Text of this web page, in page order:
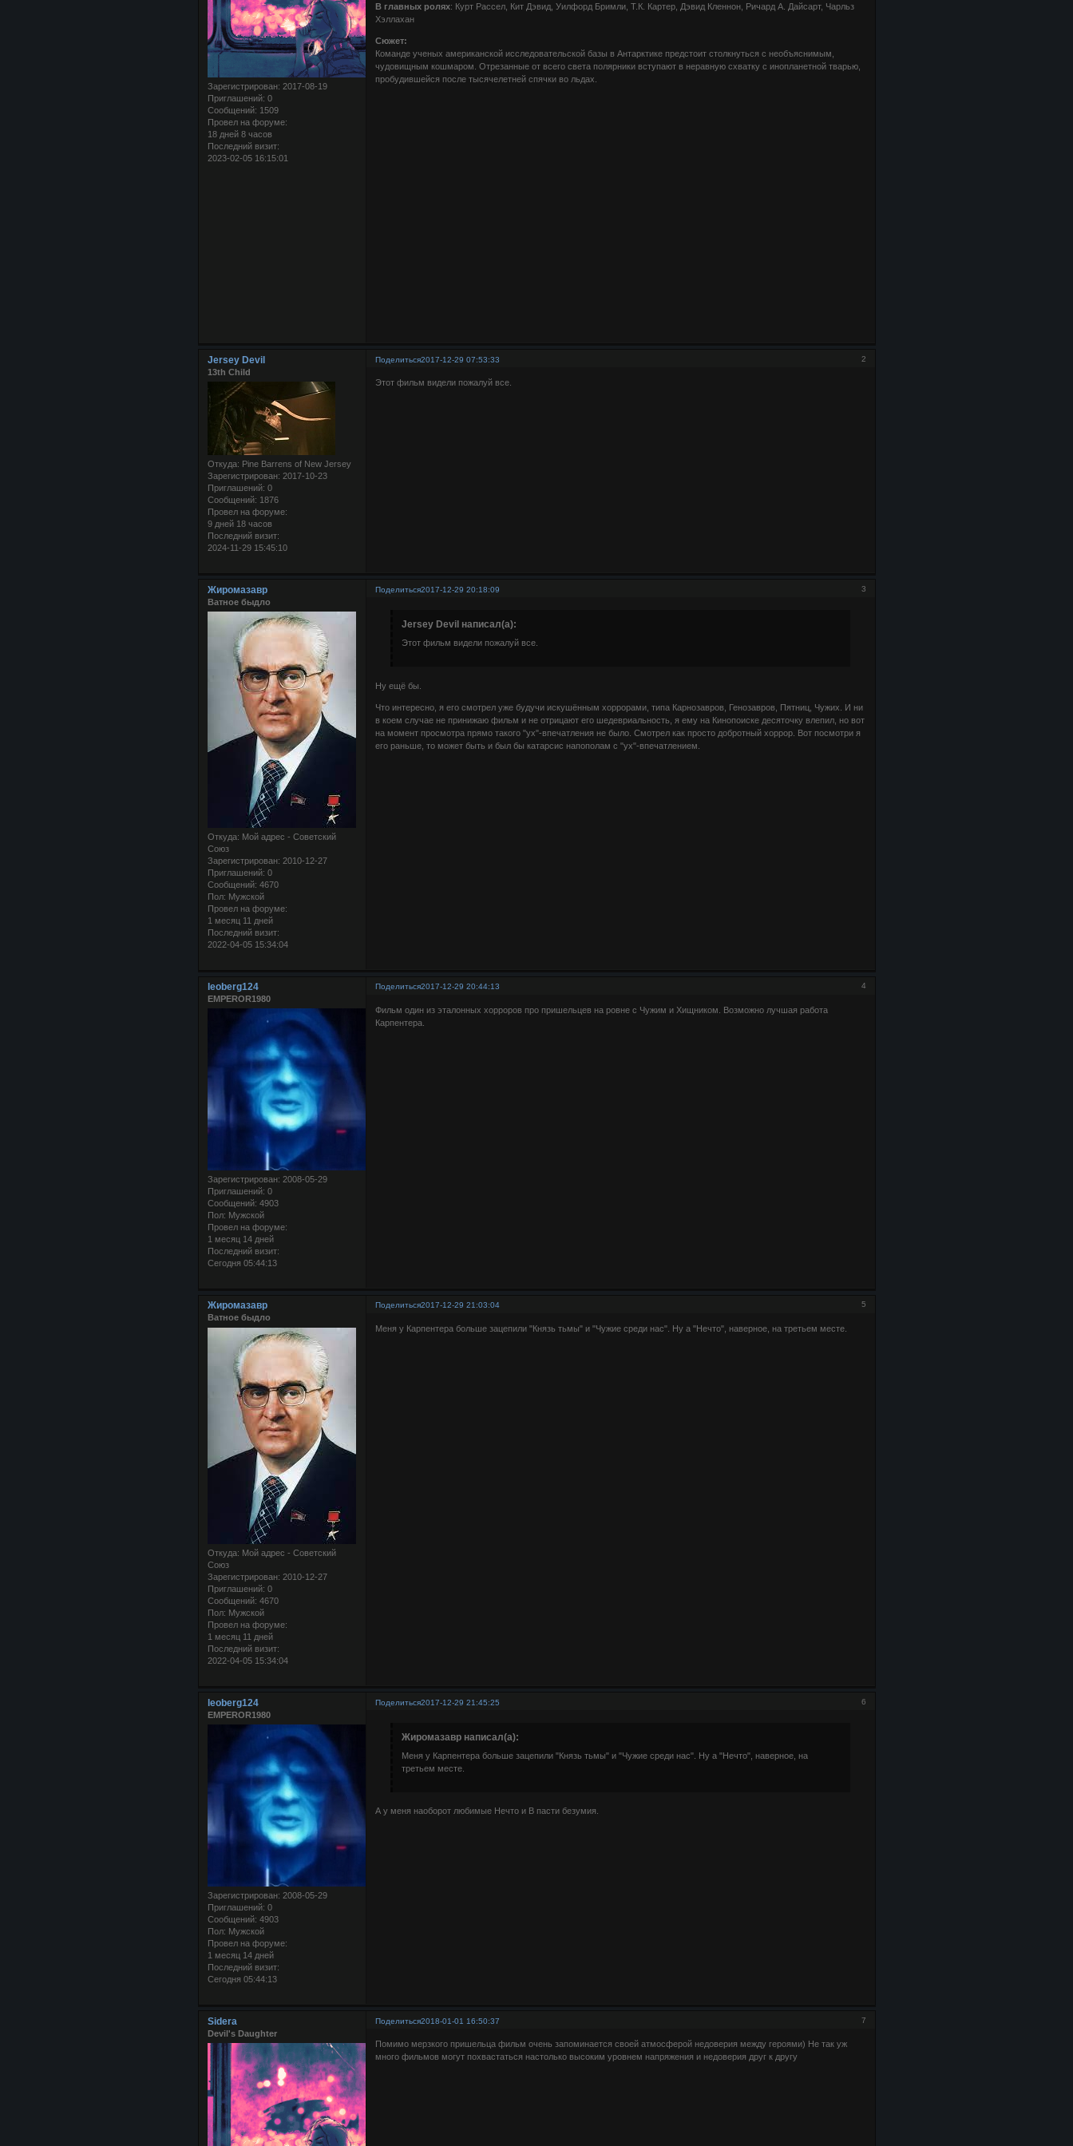
Зарегистрирован: 2017-08-19
Приглашений: 0
Сообщений: 1509
Провел на форуме:
18 дней 8 часов
Последний визит:
2023-02-05 16:15:01
В главных ролях: Курт Рассел, Кит Дэвид, Уилфорд Бримли, Т.К. Картер, Дэвид Кленнон, Ричард А. Дайсарт, Чарльз
Хэллахан
Сюжет:
Команде ученых американской исследовательской базы в Антарктике предстоит столкнуться с необъяснимым,
чудовищным кошмаром. Отрезанные от всего света полярники вступают в неравную схватку с инопланетной тварью,
пробудившейся после тысячелетней спячки во льдах.
Поделиться 2
2017-12-29 07:53:33
Jersey Devil
13th Child
Откуда: Pine Barrens of New Jersey
Зарегистрирован: 2017-10-23
Приглашений: 0
Сообщений: 1876
Провел на форуме:
9 дней 18 часов
Последний визит:
2024-11-29 15:45:10
Этот фильм видели пожалуй все.
Поделиться 3
2017-12-29 20:18:09
Жиромазавр
Ватное быдло
Откуда: Мой адрес - Советский
Союз
Зарегистрирован: 2010-12-27
Приглашений: 0
Сообщений: 4670
Пол: Мужской
Провел на форуме:
1 месяц 11 дней
Последний визит:
2022-04-05 15:34:04
Jersey Devil написал(а):
Этот фильм видели пожалуй все.
Ну ещё бы.
Что интересно, я его смотрел уже будучи искушённым хоррорами, типа Карнозавров, Генозавров, Пятниц, Чужих. И ни
в коем случае не принижаю фильм и не отрицают его шедевриальность, я ему на Кинопоиске десяточку влепил, но вот
на момент просмотра прямо такого "ух"-впечатления не было. Смотрел как просто добротный хоррор. Вот посмотри я
его раньше, то может быть и был бы катарсис напополам с "ух"-впечатлением.
Поделиться 4
2017-12-29 20:44:13
leoberg124
EMPEROR1980
Зарегистрирован: 2008-05-29
Приглашений: 0
Сообщений: 4903
Пол: Мужской
Провел на форуме:
1 месяц 14 дней
Последний визит:
Сегодня 05:44:13
Фильм один из эталонных хорроров про пришельцев на ровне с Чужим и Хищником. Возможно лучшая работа
Карпентера.
Поделиться 5
2017-12-29 21:03:04
Жиромазавр
Ватное быдло
Откуда: Мой адрес - Советский
Союз
Зарегистрирован: 2010-12-27
Приглашений: 0
Сообщений: 4670
Пол: Мужской
Провел на форуме:
1 месяц 11 дней
Последний визит:
2022-04-05 15:34:04
Меня у Карпентера больше зацепили "Князь тьмы" и "Чужие среди нас". Ну а "Нечто", наверное, на третьем месте.
Поделиться 6
2017-12-29 21:45:25
leoberg124
EMPEROR1980
Зарегистрирован: 2008-05-29
Приглашений: 0
Сообщений: 4903
Пол: Мужской
Провел на форуме:
1 месяц 14 дней
Последний визит:
Сегодня 05:44:13
Жиромазавр написал(а):
Меня у Карпентера больше зацепили "Князь тьмы" и "Чужие среди нас". Ну а "Нечто", наверное, на
третьем месте.
А у меня наоборот любимые Нечто и В пасти безумия.
Поделиться 7
2018-01-01 16:50:37
Sidera
Devil's Daughter
Помимо мерзкого пришельца фильм очень запоминается своей атмосферой недоверия между героями) Не так уж
много фильмов могут похвастаться настолько высоким уровнем напряжения и недоверия друг к другу